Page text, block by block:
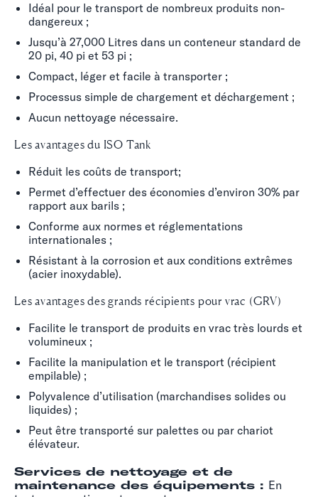
Idéal pour le transport de nombreux produits non-
dangereux ;
Jusqu’à 27,000 Litres dans un conteneur standard de
20 pi, 40 pi et 53 pi ;
Compact, léger et facile à transporter ;
Processus simple de chargement et déchargement ;
Aucun nettoyage nécessaire.
Les avantages du ISO Tank
Réduit les coûts de transport;
Permet d’effectuer des économies d’environ 30% par
rapport aux barils ;
Conforme aux normes et réglementations
internationales ;
Résistant à la corrosion et aux conditions extrêmes
(acier inoxydable).
Les avantages des grands récipients pour vrac (GRV)
Facilite le transport de produits en vrac très lourds et
volumineux ;
Facilite la manipulation et le transport (récipient
empilable) ;
Polyvalence d’utilisation (marchandises solides ou
liquides) ;
Peut être transporté sur palettes ou par chariot
élévateur.
Services de nettoyage et de
maintenance des équipements : En